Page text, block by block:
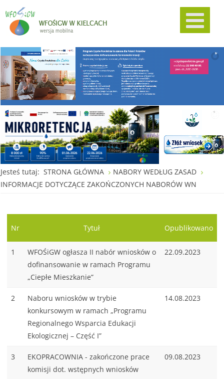
Jesteś tutaj: STRONA GŁÓWNA
NABORY WEDŁUG ZASAD
INFORMACJE DOTYCZĄCE ZAKOŃCZONYCH NABORÓW WN
Nr Tytuł Opublikowano
1
WFOŚiGW ogłasza II nabór wniosków o
dofinansowanie w ramach Programu
„Ciepłe Mieszkanie”
22.09.2023
2
Naboru wniosków w trybie
konkursowym w ramach „Programu
Regionalnego Wsparcia Edukacji
Ekologicznej – Część I”
14.08.2023
3
EKOPRACOWNIA - zakończone prace
komisji dot. wstępnych wniosków
09.08.2023